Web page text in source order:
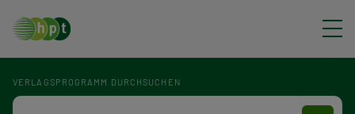
VERLAGSPROGRAMM DURCHSUCHEN
Verlagsprogramm Volltextsuche